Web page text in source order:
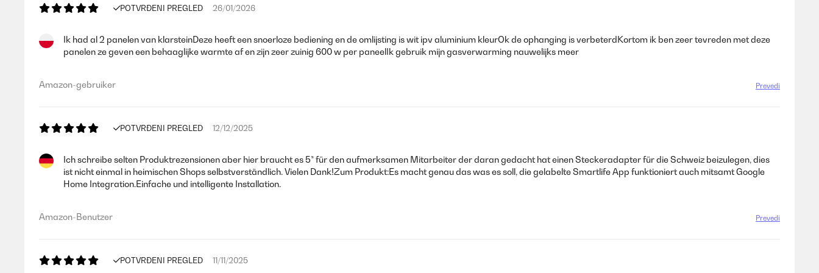
POTVRĐENI PREGLED 26/01/2026
Ik had al 2 panelen van klarsteinDeze heeft een snoerloze bediening en de omlijsting is wit ipv aluminium kleurOk de ophanging is verbeterdKortom ik ben zeer tevreden met deze
panelen ze geven een behaaglijke warmte af en zijn zeer zuinig 600 w per paneelIk gebruik mijn gasverwarming nauwelijks meer
Amazon-gebruiker Prevedi
POTVRĐENI PREGLED 12/12/2025
Ich schreibe selten Produktrezensionen aber hier braucht es 5* für den aufmerksamen Mitarbeiter der daran gedacht hat einen Steckeradapter für die Schweiz beizulegen, dies
ist nicht einmal in heimischen Shops selbstverständlich. Vielen Dank!Zum Produkt:Es macht genau das was es soll, die gelabelte Smartlife App funktioniert auch mitsamt Google
Home Integration.Einfache und intelligente Installation.
Amazon-Benutzer Prevedi
POTVRĐENI PREGLED 11/11/2025